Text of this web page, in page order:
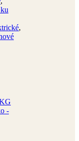
,
-